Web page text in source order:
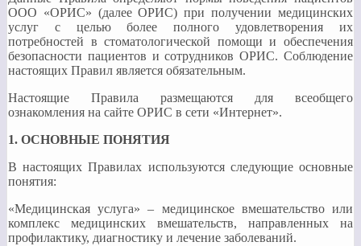
ООО «ОРИС» (далее ОРИС) при получении медицинских
услуг с целью более полного удовлетворения их
потребностей в стоматологической помощи и обеспечения
безопасности пациентов и сотрудников ОРИС. Соблюдение
настоящих Правил является обязательным.
Настоящие Правила размещаются для всеобщего
ознакомления на сайте ОРИС в сети «Интернет».
1. ОСНОВНЫЕ ПОНЯТИЯ
В настоящих Правилах используются следующие основные
понятия:
«Медицинская услуга» – медицинское вмешательство или
комплекс медицинских вмешательств, направленных на
профилактику, диагностику и лечение заболеваний.